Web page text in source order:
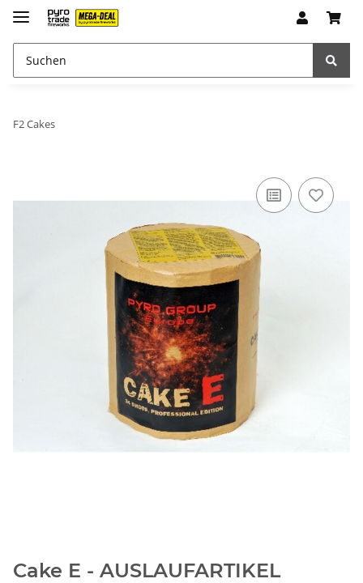
F2 Cakes
Cake E - AUSLAUFARTIKEL